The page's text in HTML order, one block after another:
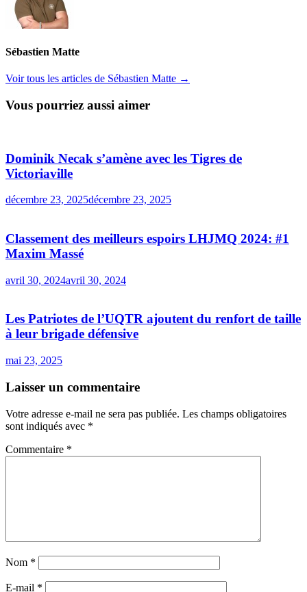
Sébastien Matte
Voir tous les articles de Sébastien Matte →
Vous pourriez aussi aimer
Dominik Necak s’amène avec les Tigres de
Victoriaville
décembre 23, 2025décembre 23, 2025
Classement des meilleurs espoirs LHJMQ 2024: #1
Maxim Massé
avril 30, 2024avril 30, 2024
Les Patriotes de l’UQTR ajoutent du renfort de taille
à leur brigade défensive
mai 23, 2025
Laisser un commentaire
Votre adresse e-mail ne sera pas publiée. Les champs obligatoires
sont indiqués avec *
Commentaire *
Nom *
E-mail *